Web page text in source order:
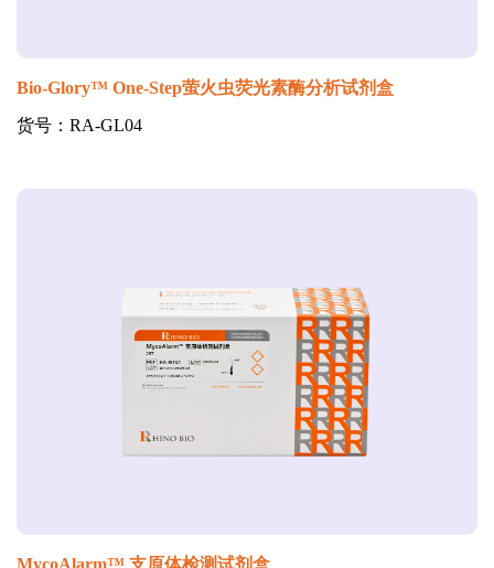
Bio-Glory™ One-Step萤火虫荧光素酶分析试剂盒
货号：RA-GL04
MycoAlarm™ 支原体检测试剂盒